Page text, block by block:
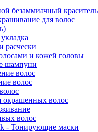
безаммиачный краситель
для волос
расчески
и кожей головы
шампуни
волос
волос
окрашенных волос
волос
- Тонирующие маски